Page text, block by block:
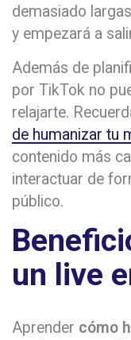
demasiado
y empezará a
Además de
por TikTok no
relajarte.
de humanizar tu
contenido más
interactuar de
público.
un live
Aprender cómo